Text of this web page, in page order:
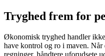
Tryghed frem for
Økonomisk tryghed handler
have kontrol og ro i maven. Når
regninger, håndtere uforudsete